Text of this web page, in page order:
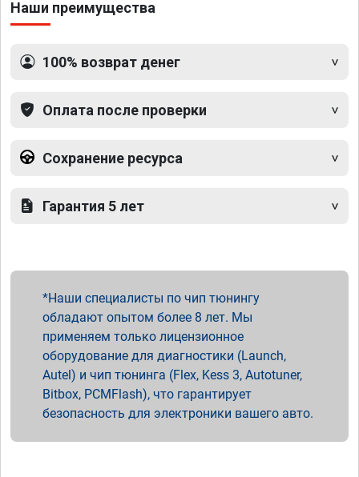
Наши преимущества
100% возврат денег
Оплата после проверки
Сохранение ресурса
Гарантия 5 лет
Наши специалисты по чип тюнингу
обладают опытом более 8 лет. Мы
применяем только лицензионное
оборудование для диагностики (Launch,
Autel) и чип тюнинга (Flex, Kess 3, Autotuner,
Bitbox, PCMFlash), что гарантирует
безопасность для электроники вашего авто.